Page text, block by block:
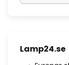
Lamp24.se